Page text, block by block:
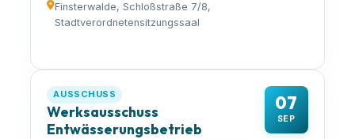
Finsterwalde, Schloßstraße 7/8,
Stadtverordnetensitzungssaal
07
SEP
AUSSCHUSS
Werksausschuss
Entwässerungsbetrieb